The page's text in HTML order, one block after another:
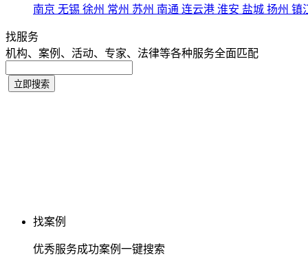
南京 无锡 徐州 常州 苏州 南通 连云港 淮安 盐城 扬州 镇
找服务
机构、案例、活动、专家、法律等各种服务全面匹配
找案例
优秀服务成功案例一键搜索